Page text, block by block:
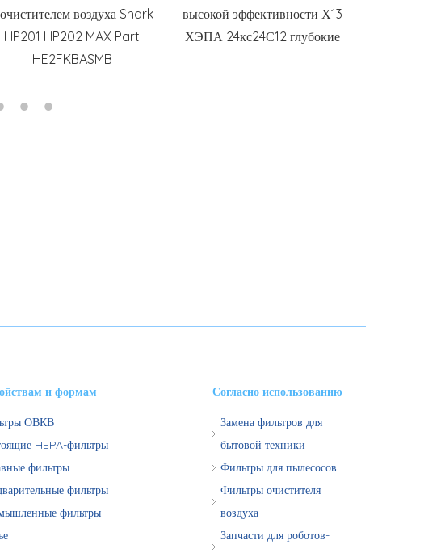
воздуха Shark
HP201 HP202 MAX Part
HE2FKBASMB
высокой эффективности Х13
ХЭПА 24кс24С12 глубокие
и формам
ОВКВ
HEPA-фильтры
фильтры
фильтры
фильтры
Согласно использованию
Замена фильтров для
бытовой техники
Фильтры для пылесосов
Фильтры очистителя
воздуха
Запчасти для роботов-